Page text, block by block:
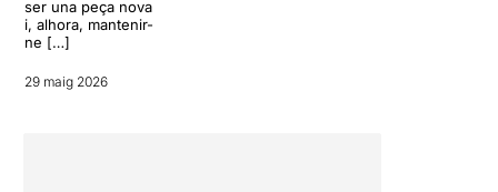
ser una peça nova
i, alhora, mantenir-
ne […]
29 maig 2026